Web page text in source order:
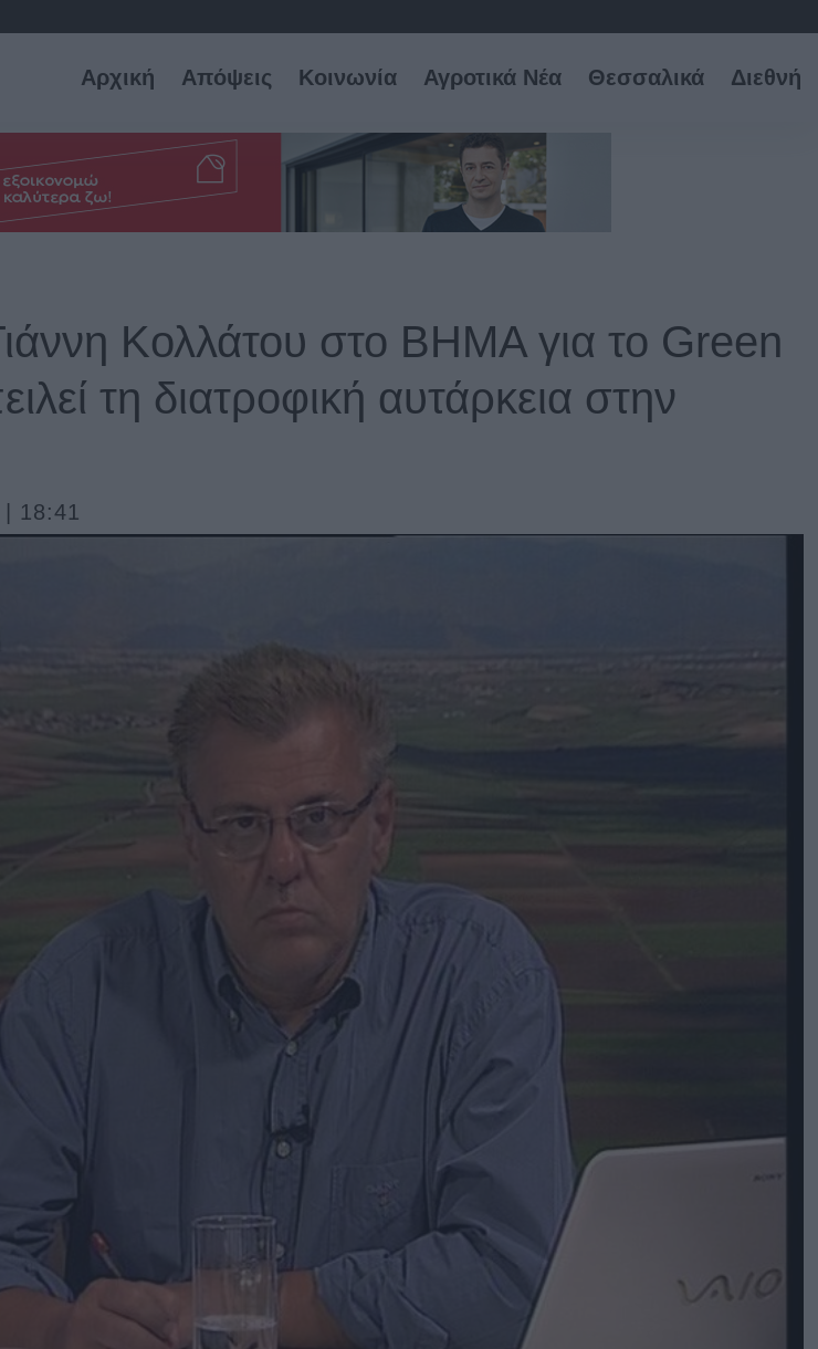
Αρχική Απόψεις Κοινωνία Αγροτικά Νέα Θεσσαλικά Διεθνή
Κολλάτου στο ΒΗΜΑ για το Green
τη διατροφική αυτάρκεια στην
18:41